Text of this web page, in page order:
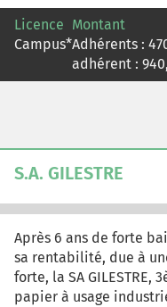
Licence
Campus*
Montant
Adhérents :
adhérent :
S.A. GILESTRE
Après 6 ans de forte
sa rentabilité, due à
forte, la SA GILESTRE,
papier à usage